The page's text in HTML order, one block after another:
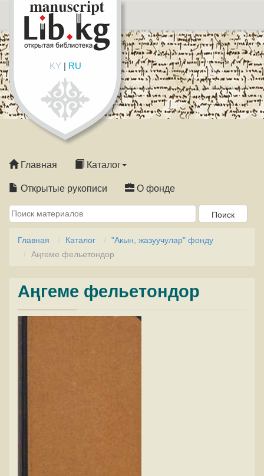
KY| RU
Главная Каталог
Открытые рукописи О фонде
Главная Каталог
"Акын, жазуучулар" фонду
Аңгеме фельетондор
Аңгеме фельетондор